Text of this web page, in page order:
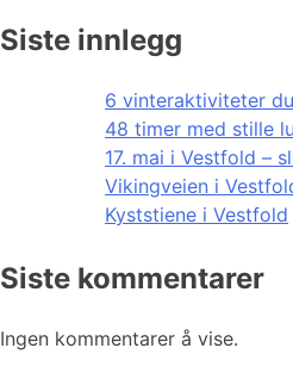
Siste innlegg
6 vinteraktiviteter
48 timer med stille
17. mai i Vestfold –
Vikingveien i
Kyststiene i Vestfold
Siste kommentarer
Ingen kommentarer å vise.